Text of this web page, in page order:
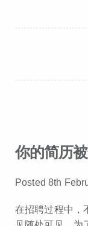
你的简历
Posted 8th
在招聘过程中，